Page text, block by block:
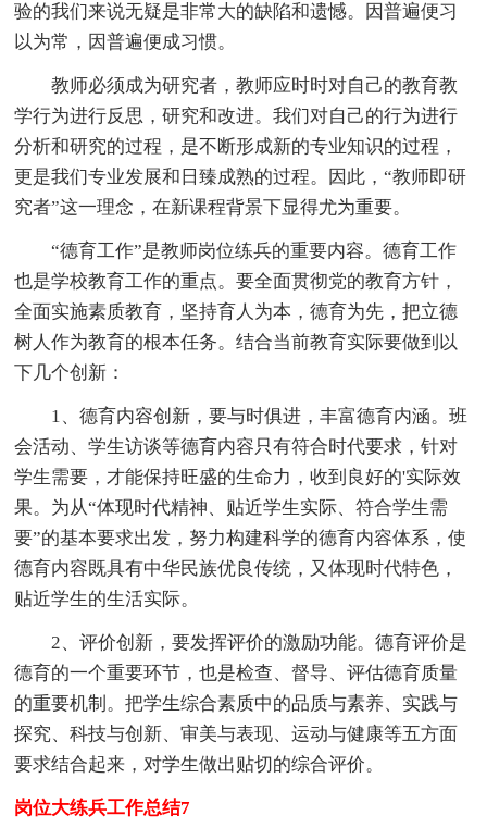
验的我们来说无疑是非常大的缺陷和遗憾。因普遍便习
以为常，因普遍便成习惯。
教师必须成为研究者，教师应时时对自己的教育教
学行为进行反思，研究和改进。我们对自己的行为进行
分析和研究的过程，是不断形成新的专业知识的过程，
更是我们专业发展和日臻成熟的过程。因此，“教师即研
究者”这一理念，在新课程背景下显得尤为重要。
“德育工作”是教师岗位练兵的重要内容。德育工作
也是学校教育工作的重点。要全面贯彻党的教育方针，
全面实施素质教育，坚持育人为本，德育为先，把立德
树人作为教育的根本任务。结合当前教育实际要做到以
下几个创新：
1、德育内容创新，要与时俱进，丰富德育内涵。班
会活动、学生访谈等德育内容只有符合时代要求，针对
学生需要，才能保持旺盛的生命力，收到良好的'实际效
果。为从“体现时代精神、贴近学生实际、符合学生需
要”的基本要求出发，努力构建科学的德育内容体系，使
德育内容既具有中华民族优良传统，又体现时代特色，
贴近学生的生活实际。
2、评价创新，要发挥评价的激励功能。德育评价是
德育的一个重要环节，也是检查、督导、评估德育质量
的重要机制。把学生综合素质中的品质与素养、实践与
探究、科技与创新、审美与表现、运动与健康等五方面
要求结合起来，对学生做出贴切的综合评价。
岗位大练兵工作总结7